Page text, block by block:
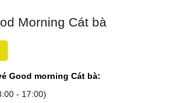
Morning Cát bà
Good morning Cát bà:
- 17:00)